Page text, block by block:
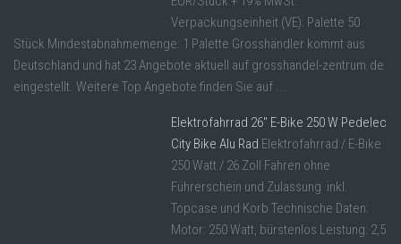
Verpackungseinheit (VE): Palette 50
Stück Mindestabnahmemenge: 1 Palette Grosshändler kommt aus
Deutschland und hat 23 Angebote aktuell auf grosshandel-zentrum.de
eingestellt. Weitere Top Angebote finden Sie auf ...
Elektrofahrrad 26″ E-Bike 250 W Pedelec
City Bike Alu Rad Elektrofahrrad / E-Bike
250 Watt / 26 Zoll Fahren ohne
Führerschein und Zulassung inkl.
Topcase und Korb Technische Daten:
Motor: 250 Watt, bürstenlos Leistung: 2,5